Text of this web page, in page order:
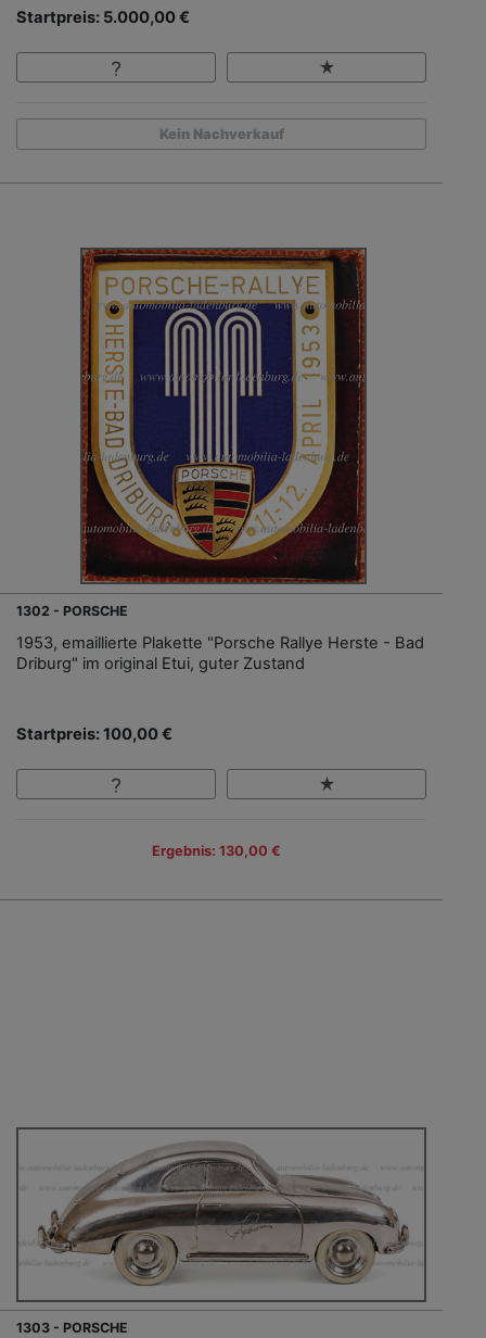
Startpreis: 5.000,00 €
Kein Nachverkauf
1302 - PORSCHE
1953, emaillierte Plakette "Porsche Rallye Herste - Bad
Driburg" im original Etui, guter Zustand
Startpreis: 100,00 €
Ergebnis: 130,00 €
1303 - PORSCHE